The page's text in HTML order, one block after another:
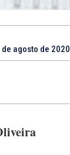
de agosto de 2020